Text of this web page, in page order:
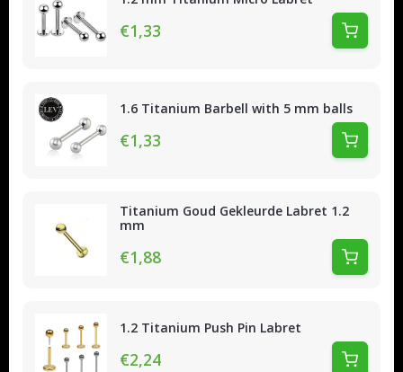
€1,33
1.6 Titanium Barbell with 5 mm balls
€1,33
Titanium Goud Gekleurde Labret 1.2
mm
€1,88
1.2 Titanium Push Pin Labret
€2,24